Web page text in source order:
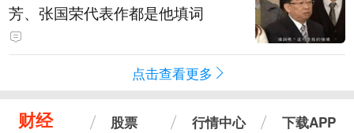
芳、张国荣代表作都是他填词
点击查看更多
财经 股票 行情中心 下载APP